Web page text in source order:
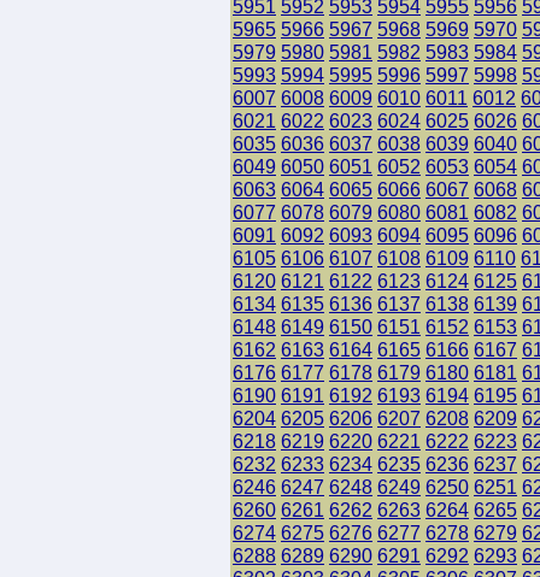
5951 5952 5953 5954 5955 5956
5965 5966 5967 5968 5969 5970
5979 5980 5981 5982 5983 5984
5993 5994 5995 5996 5997 5998
6007 6008 6009 6010 6011 6012
6021 6022 6023 6024 6025 6026
6035 6036 6037 6038 6039 6040
6049 6050 6051 6052 6053 6054
6063 6064 6065 6066 6067 6068
6077 6078 6079 6080 6081 6082
6091 6092 6093 6094 6095 6096
6105 6106 6107 6108 6109 6110
6120 6121 6122 6123 6124 6125
6134 6135 6136 6137 6138 6139
6148 6149 6150 6151 6152 6153
6162 6163 6164 6165 6166 6167
6176 6177 6178 6179 6180 6181
6190 6191 6192 6193 6194 6195
6204 6205 6206 6207 6208 6209
6218 6219 6220 6221 6222 6223
6232 6233 6234 6235 6236 6237
6246 6247 6248 6249 6250 6251
6260 6261 6262 6263 6264 6265
6274 6275 6276 6277 6278 6279
6288 6289 6290 6291 6292 6293